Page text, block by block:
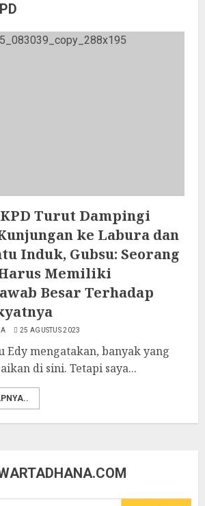
Turut Dampingi
ke Labura dan
Induk, Gubsu: Seorang
Memiliki
Besar Terhadap
25 AGUSTUS 2023
Edy mengatakan, banyak yang
di sini. Tetapi saya...